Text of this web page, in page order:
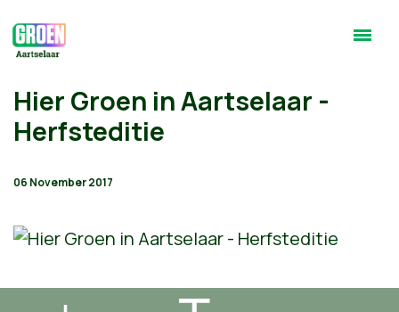
Hier Groen in Aartselaar -
Herfsteditie
06 November 2017